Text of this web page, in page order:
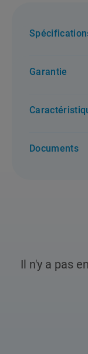
Garantie
renforcée et de
Documents
Il n'y a pas